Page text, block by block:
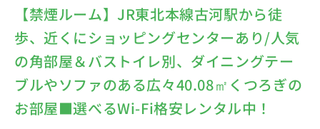
【禁煙ルーム】JR東北本線古河駅から徒
歩、近くにショッピングセンターあり/人気
の角部屋＆バストイレ別、ダイニングテー
ブルやソファのある広々40.08㎡くつろぎの
お部屋■選べるWi-Fi格安レンタル中！